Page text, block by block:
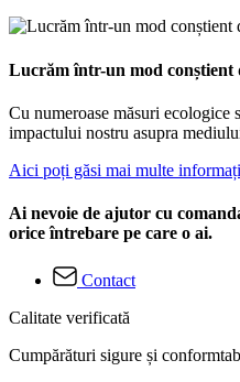
Lucrăm într-un mod conștient
Cu numeroase măsuri
impactului nostru asupra
Aici poți găsi mai multe
Ai nevoie de ajutor cu
orice întrebare pe care o ai.
Contact
Calitate verificată
Cumpărături sigure și